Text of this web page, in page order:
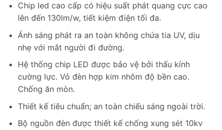
Chip led cao cấp có hiệu suất phát quang cực cao
lên đến 130lm/w, tiết kiệm điện tối đa.
Ánh sáng phát ra an toàn không chứa tia UV, dịu
nhẹ với mắt người đi đường.
Hệ thống chip LED được bảo vệ bởi thấu kính
cường lực. Vỏ đèn hợp kim nhôm độ bền cao.
Chống ăn mòn.
Thiết kế tiêu chuẩn; an toàn chiếu sáng ngoài trời.
Bộ nguồn đèn được thiết kế chống xung sét 10kv